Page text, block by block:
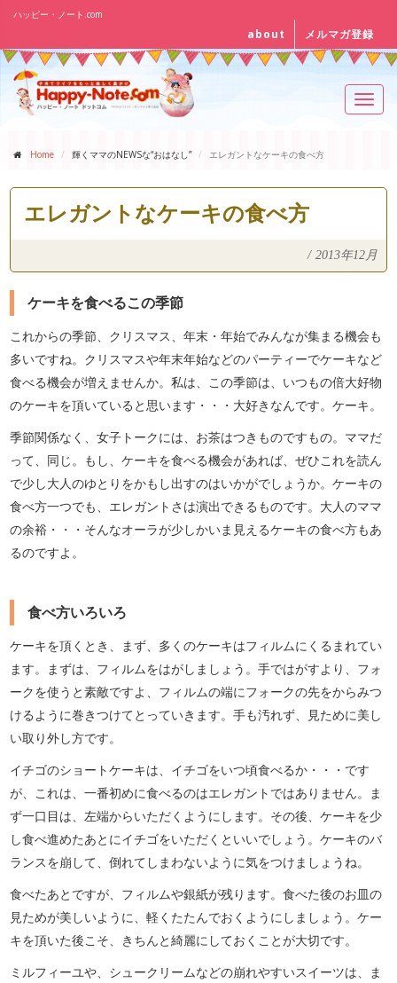
ハッピー・ノート.com
about メルマガ登録
Home 輝くママのNEWSな“おはなし” エレガントなケーキの食べ方
エレガントなケーキの食べ方
/ 2013年12月
ケーキを食べるこの季節
これからの季節、クリスマス、年末・年始でみんなが集まる機会も
多いですね。クリスマスや年末年始などのパーティーでケーキなど
食べる機会が増えませんか。私は、この季節は、いつもの倍大好物
のケーキを頂いていると思います・・・大好きなんです。ケーキ。
季節関係なく、女子トークには、お茶はつきものですもの。ママだ
って、同じ。もし、ケーキを食べる機会があれば、ぜひこれを読ん
で少し大人のゆとりをかもし出すのはいかがでしょうか。ケーキの
食べ方一つでも、エレガントさは演出できるものです。大人のママ
の余裕・・・そんなオーラが少しかいま見えるケーキの食べ方もあ
るのですよ。
食べ方いろいろ
ケーキを頂くとき、まず、多くのケーキはフィルムにくるまれてい
ます。まずは、フィルムをはがしましょう。手ではがすより、フォ
ークを使うと素敵ですよ、フィルムの端にフォークの先をからみつ
けるように巻きつけてとっていきます。手も汚れず、見ために美し
い取り外し方です。
イチゴのショートケーキは、イチゴをいつ頃食べるか・・・です
が、これは、一番初めに食べるのはエレガントではありません。ま
ず一口目は、左端からいただくようにします。その後、ケーキを少
し食べ進めたあとにイチゴをいただくといいでしょう。ケーキのバ
ランスを崩して、倒れてしまわないように気をつけましょうね。
食べたあとですが、フィルムや銀紙が残ります。食べた後のお皿の
見ためが美しいように、軽くたたんでおくようにしましょう。ケー
キを頂いた後こそ、きちんと綺麗にしておくことが大切です。
ミルフィーユや、シュークリームなどの崩れやすいスイーツは、ま